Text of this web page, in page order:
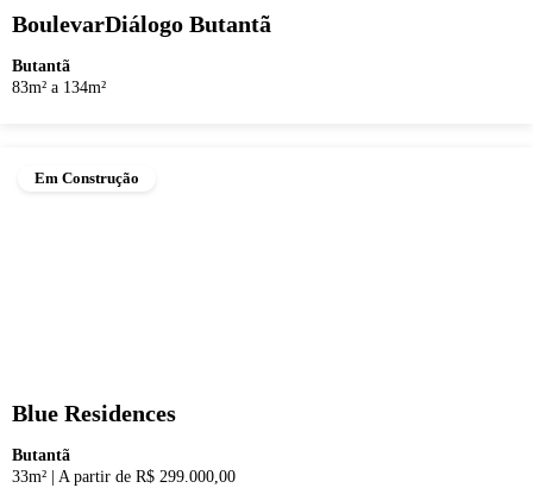
BoulevarDiálogo Butantã
Butantã
83m² a 134m²
Em Construção
Blue Residences
Butantã
33m²
A partir de R$ 299.000,00